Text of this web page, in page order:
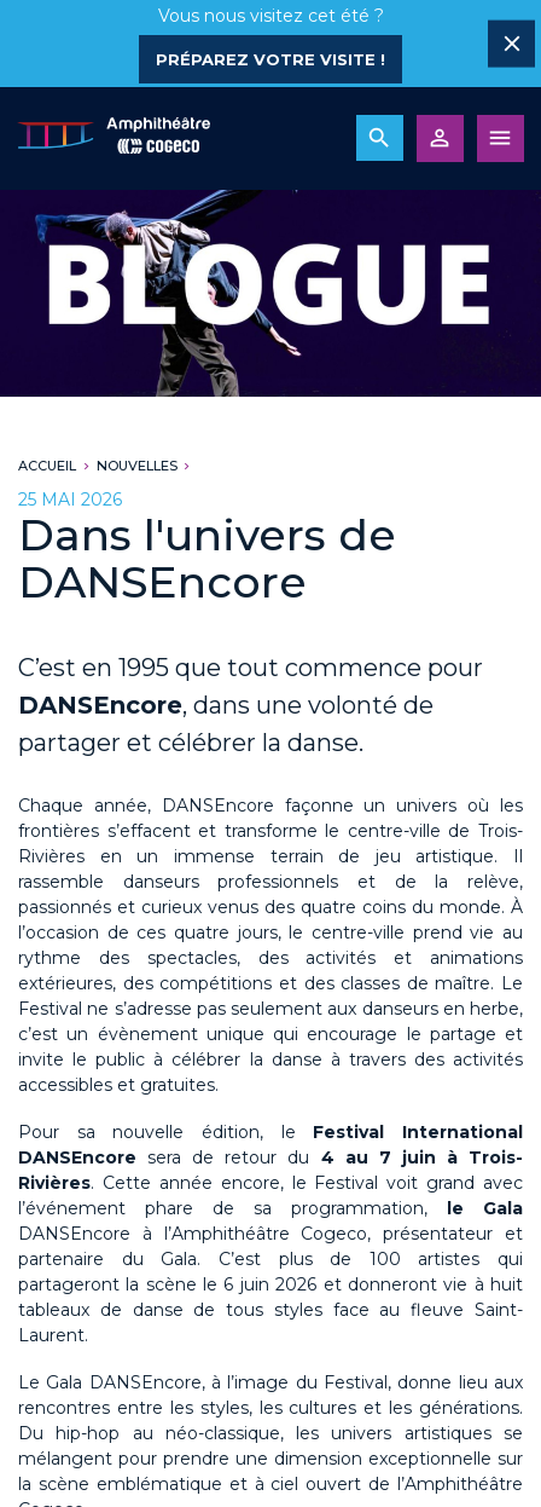
Vous nous visitez cet été ?
PRÉPAREZ VOTRE VISITE !
ACCUEIL NOUVELLES
25 MAI 2026
Dans l'univers de
DANSEncore
C’est en 1995 que tout commence pour
DANSEncore, dans une volonté de
partager et célébrer la danse.
Chaque année, DANSEncore façonne un univers où les
frontières s’effacent et transforme le centre-ville de Trois-
Rivières en un immense terrain de jeu artistique. Il
rassemble danseurs professionnels et de la relève,
passionnés et curieux venus des quatre coins du monde. À
l’occasion de ces quatre jours, le centre-ville prend vie au
rythme des spectacles, des activités et animations
extérieures, des compétitions et des classes de maître. Le
Festival ne s’adresse pas seulement aux danseurs en herbe,
c’est un évènement unique qui encourage le partage et
invite le public à célébrer la danse à travers des activités
accessibles et gratuites.
Pour sa nouvelle édition, le Festival International
DANSEncore sera de retour du 4 au 7 juin à Trois-
Rivières. Cette année encore, le Festival voit grand avec
l’événement phare de sa programmation, le Gala
DANSEncore à l’Amphithéâtre Cogeco, présentateur et
partenaire du Gala. C’est plus de 100 artistes qui
partageront la scène le 6 juin 2026 et donneront vie à huit
tableaux de danse de tous styles face au fleuve Saint-
Laurent.
Le Gala DANSEncore, à l’image du Festival, donne lieu aux
rencontres entre les styles, les cultures et les générations.
Du hip-hop au néo-classique, les univers artistiques se
mélangent pour prendre une dimension exceptionnelle sur
la scène emblématique et à ciel ouvert de l’Amphithéâtre